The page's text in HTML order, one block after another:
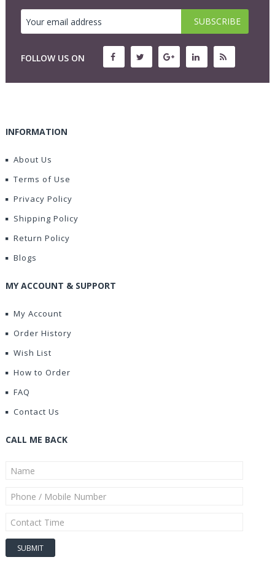
FOLLOW US ON
INFORMATION
About Us
Terms of Use
Privacy Policy
Shipping Policy
Return Policy
Blogs
MY ACCOUNT & SUPPORT
My Account
Order History
Wish List
How to Order
FAQ
Contact Us
CALL ME BACK